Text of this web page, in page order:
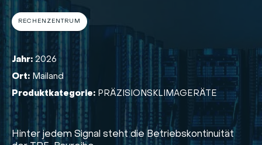
RECHENZENTRUM
Jahr: 2026
Ort: Mailand
Produktkategorie: PRÄZISIONSKLIMAGERÄTE
Hinter jedem Signal steht die Betriebskontinuität